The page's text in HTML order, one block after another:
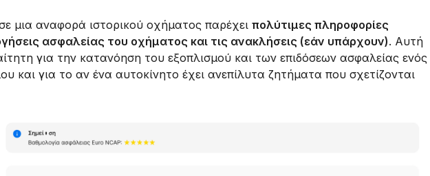
μια αναφορά ιστορικού οχήματος παρέχει πολύτιμες πληροφορίες
ασφαλείας του οχήματος και τις ανακλήσεις (εάν υπάρχουν). Αυτή
για την κατανόηση του εξοπλισμού και των επιδόσεων ασφαλείας ενός
και για το αν ένα αυτοκίνητο έχει ανεπίλυτα ζητήματα που σχετίζονται